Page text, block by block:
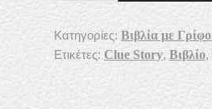
Κατηγορίες: Βιβλία με
Ετικέτες: Clue Story, Βιβλίο,